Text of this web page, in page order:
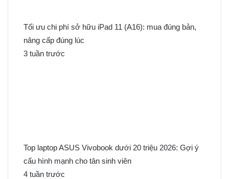
Tối ưu chi phí sở hữu iPad 11 (A16): mua đúng bản,
nâng cấp đúng lúc
3 tuần trước
Top laptop ASUS Vivobook dưới 20 triệu 2026: Gợi ý
cấu hình mạnh cho tân sinh viên
4 tuần trước